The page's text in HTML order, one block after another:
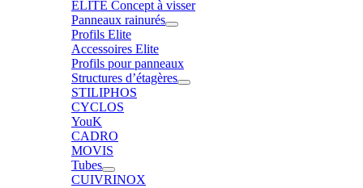
ELITE Concept à visser
Panneaux rainurés
Profils Elite
Accessoires Elite
Profils pour panneaux
Structures d’étagères
STILIPHOS
CYCLOS
YouK
CADRO
MOVIS
Tubes
CUIVRINOX